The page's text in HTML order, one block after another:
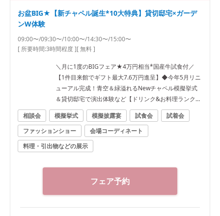
お盆BIG★【新チャペル誕生*10大特典】貸切邸宅×ガーデ
ンW体験
09:00〜/09:30〜/10:00〜/14:30〜/15:00〜
[ 所要時間:3時間程度][ 無料 ]
＼月に1度のBIGフェア★4万円相当*国産牛試食付／
【1件目来館でギフト最大7.6万円進呈】◆今年5月リニ
ューアル完成！青空＆緑溢れるNewチャペル模擬挙式
＆貸切邸宅で演出体験など【ドリンク&お料理ランクU
Pなど最大120万円優待】
相談会 模擬挙式 模擬披露宴 試食会
試着会
ファッションショー
会場コーディネート
料理・引出物などの展示
フェア予約